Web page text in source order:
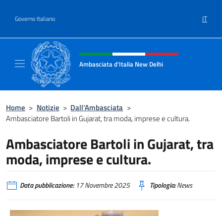
Governo Italiano IT
Intestazione sito, social e menù
Ambasciata d'Italia New Delhi
Home > Notizie > Dall’Ambasciata >
Ambasciatore Bartoli in Gujarat, tra moda, imprese e cultura.
Ambasciatore Bartoli in Gujarat, tra
moda, imprese e cultura.
Data pubblicazione:17 Novembre 2025 Tipologia:News